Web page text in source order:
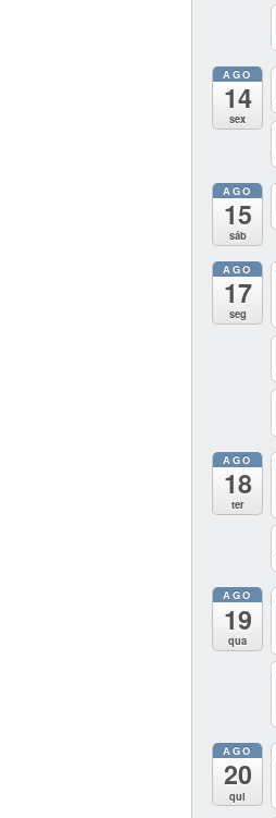
AGO
14
sex
AGO
15
sáb
AGO
17
seg
AGO
18
ter
AGO
19
qua
AGO
20
qui